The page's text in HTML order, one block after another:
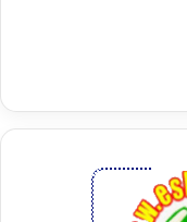
اسلام و داخل در قلمرو
سیاسی و شرف ملی، رکنی
و ما تلاش می کنیم و می
اجرایی بپردازیم. ما
هر مسلمانی که اسلام را
شده است و ما دعوت خود
دعوت به اسلام خارج نشده
وعظ و ارشاد بسنده کنند،